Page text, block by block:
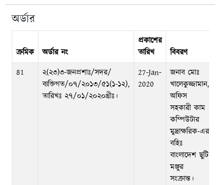
অর্ডার
ক্রমিক অর্ডার নং
প্রকাশের
তারিখ
বিবরণ
81
২(২৩)৩-জনপ্রশাঃ/সদর/
ব্যক্তিগত/০৭/২০১৩/৫১(১-১২),
তারিখঃ ২৭/০১/২০২০খ্রীঃ।
27-Jan-
2020
জনাব মোঃ
খালেকুজ্জামান,
অফিস
সহকারী কাম
কম্পিউটার
মুদ্রাক্ষরিক-এর
বহিঃ
বাংলাদেশ ছুটি
মঞ্জুর
সংক্রান্ত।